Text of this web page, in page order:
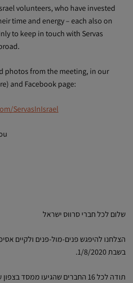
volunteers, who have invested
time and energy – each also on
to keep in touch with Servas
photos from the meeting, in our
and Facebook page:
ServasInIsrael
שלום לכל חברי סרווס ישראל
הצלחנו להיפגש פנים-מול-פנים ולקיים
בשבת 1/8/2020.
תודה לכל 16 החברים שהגיעו ממסד